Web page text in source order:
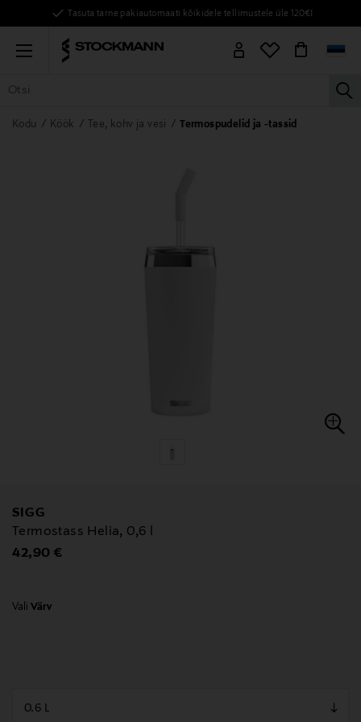
Tasuta tarne pakiautomaati kõikidele tellimustele üle 120€!
Menu
KÕIK TOOTED NAISED MEHED LAPSED KODU
Kodu Köök Tee, kohv ja vesi Termospudelid ja -tassid
SIGG
Termostass Helia, 0,6 l
Original Price
42,90 €
Vali Värv